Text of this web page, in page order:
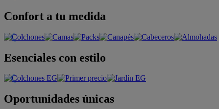
Confort a tu medida
Esenciales con estilo
Oportunidades únicas